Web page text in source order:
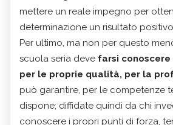
mettere un reale impegno per
determinazione un risultato
Per ultimo, ma non per questo
scuola seria deve farsi conoscere
per le proprie qualità, per la
può garantire, per le competenze
dispone; diffidate quindi da chi
conoscere i propri punti di forza,